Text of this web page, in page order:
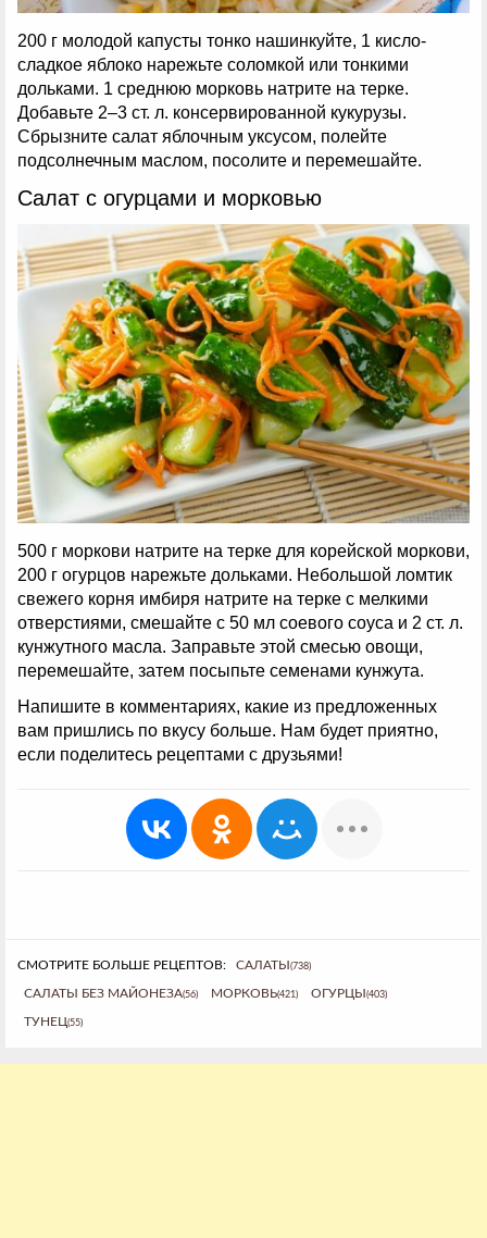
200 г молодой капусты тонко нашинкуйте, 1 кисло-
сладкое яблоко нарежьте соломкой или тонкими
дольками. 1 среднюю морковь натрите на терке.
Добавьте 2–3 ст. л. консервированной кукурузы.
Сбрызните салат яблочным уксусом, полейте
подсолнечным маслом, посолите и перемешайте.
Салат с огурцами и морковью
500 г моркови натрите на терке для корейской моркови,
200 г огурцов нарежьте дольками. Небольшой ломтик
свежего корня имбиря натрите на терке с мелкими
отверстиями, смешайте с 50 мл соевого соуса и 2 ст. л.
кунжутного масла. Заправьте этой смесью овощи,
перемешайте, затем посыпьте семенами кунжута.
Напишите в комментариях, какие из предложенных
вам пришлись по вкусу больше. Нам будет приятно,
если поделитесь рецептами с друзьями!
СМОТРИТЕ БОЛЬШЕ РЕЦЕПТОВ: САЛАТЫ(738)
САЛАТЫ БЕЗ МАЙОНЕЗА(56) МОРКОВЬ(421) ОГУРЦЫ(403)
ТУНЕЦ(55)